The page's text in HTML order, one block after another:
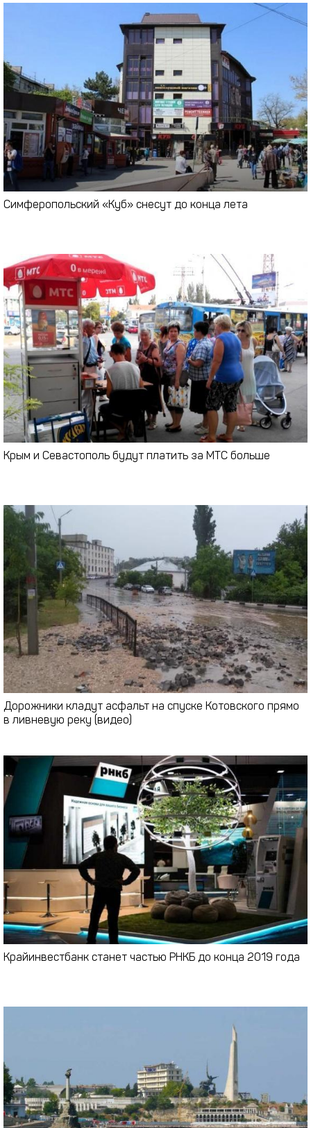
Симферопольский «Куб» снесут до конца лета
Крым и Севастополь будут платить за МТС больше
Дорожники кладут асфальт на спуске Котовского прямо
в ливневую реку (видео)
Крайинвестбанк станет частью РНКБ до конца 2019 года